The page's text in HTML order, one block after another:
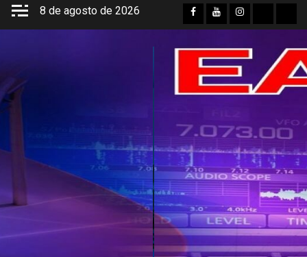
Saltar
8 de agosto de 2026 Facebook
YouTubeInstagram